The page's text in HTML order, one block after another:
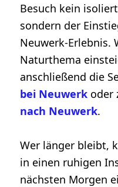
Besuch kein
sondern der
Neuwerk-Erlebnis.
Naturthema
anschließend die
bei Neuwerk oder
nach Neuwerk.
Wer länger bleibt,
in einen ruhigen
nächsten Morgen